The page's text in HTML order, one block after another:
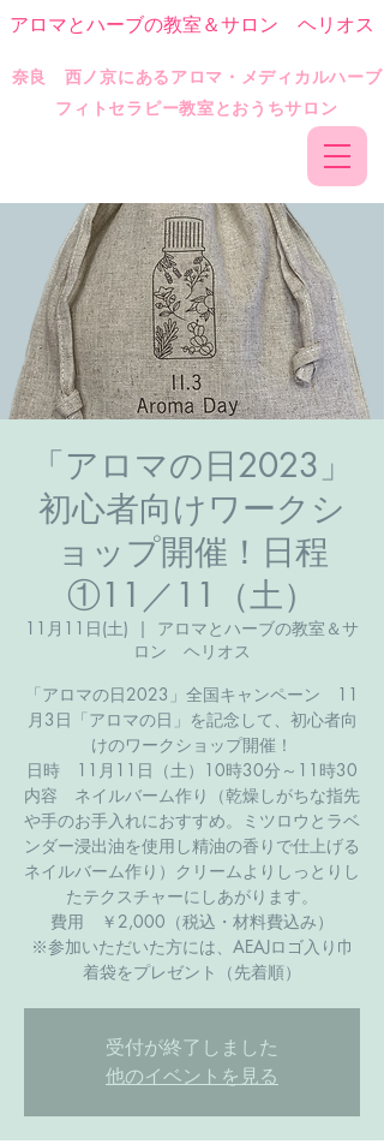
​奈良 西ノ京にあるアロマ・メディカルハーブ
フィトセラピー教室とおうちサロン
アロマとハーブの教室＆サロン ヘリオス
「アロマの日2023」
初心者向けワークシ
ョップ開催！日程
①11／11（土）
11月11日(土)
  |
アロマとハーブの教室＆サ
ロン ヘリオス
「アロマの日2023」全国キャンペーン 11
月3日「アロマの日」を記念して、初心者向
けのワークショップ開催！
日時 11月11日（土）10時30分～11時30
内容 ネイルバーム作り（乾燥しがちな指先
や手のお手入れにおすすめ。ミツロウとラベ
ンダー浸出油を使用し精油の香りで仕上げる
ネイルバーム作り）クリームよりしっとりし
たテクスチャーにしあがります。
費用 ￥2,000（税込・材料費込み）
※参加いただいた方には、AEAJロゴ入り巾
着袋をプレゼント（先着順）
受付が終了しました
他のイベントを見る